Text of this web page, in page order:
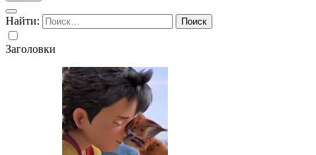
Найти:
Заголовки